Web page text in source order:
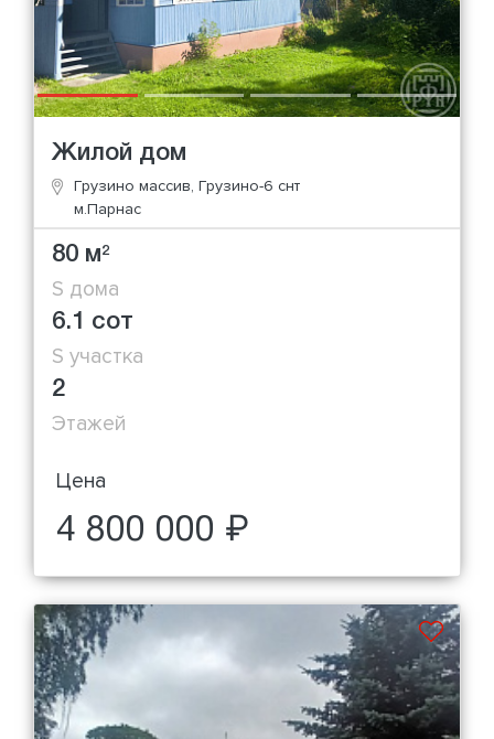
Жилой дом
Грузино массив, Грузино-6 снт
м.Парнас
80 м2
S дома
6.1 сот
S участка
2
Этажей
Цена
4 800 000 ₽